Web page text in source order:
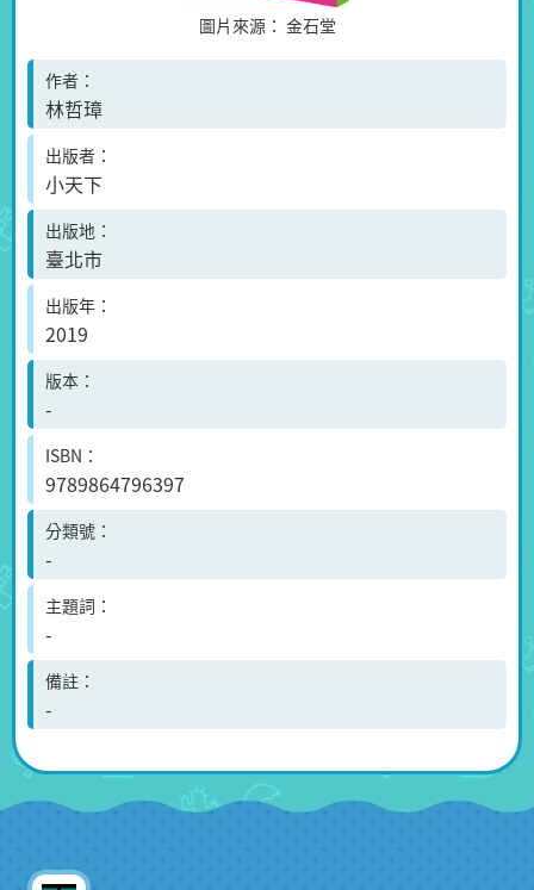
圖片來源： 金石堂
作者
林哲璋
出版者
小天下
出版地
臺北市
出版年
2019
版本
-
ISBN
9789864796397
分類號
-
主題詞
-
備註
-